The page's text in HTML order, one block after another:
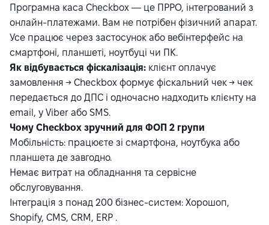
Програмна каса Checkbox — це ПРРО, інтегрований з
онлайн-платежами. Вам не потрібен фізичний апарат.
Усе працює через застосунок або вебінтерфейс на
смартфоні, планшеті, ноутбуці чи ПК.
Як відбувається фіскалізація: клієнт оплачує
замовлення → Checkbox формує фіскальний чек → чек
передається до ДПС і одночасно надходить клієнту на
email, у Viber або SMS.
Чому Checkbox зручний для ФОП 2 групи
Мобільність: працюєте зі смартфона, ноутбука або
планшета де завгодно.
Немає витрат на обладнання та сервісне
обслуговування.
Інтеграція з понад 200 бізнес-систем: Хорошоп,
Shopify, CMS, CRM, ERP .